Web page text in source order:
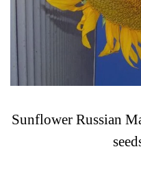
Sunflower Russian